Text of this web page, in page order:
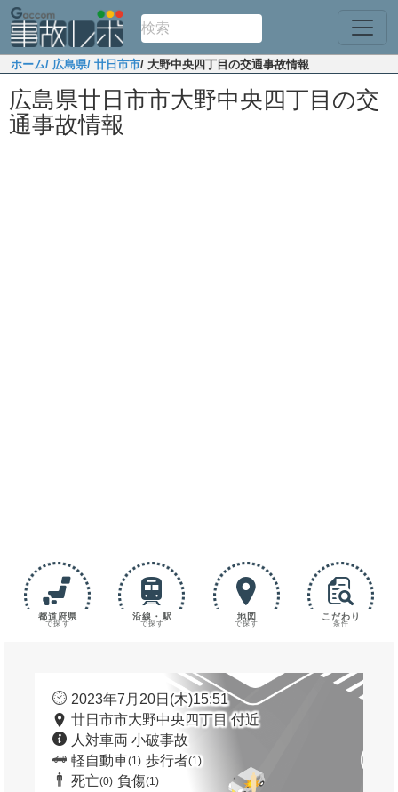
ホーム/ 広島県/ 廿日市市/ 大野中央四丁目の交通事故情報
広島県廿日市市大野中央四丁目の交
通事故情報
都道府県
で探す
沿線・駅
で探す
地図
で探す
こだわり
条件
2023年7月20日(木)15:51
廿日市市大野中央四丁目 付近
人対車両 小破事故
軽自動車(1) 歩行者(1)
死亡(0) 負傷(1)